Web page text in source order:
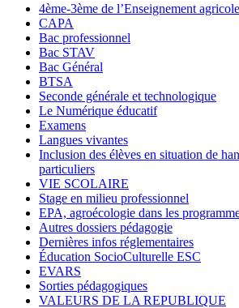
4ème-3ème de l’Enseignement agricole
CAPA
Bac professionnel
Bac STAV
Bac Général
BTSA
Seconde générale et technologique
Le Numérique éducatif
Examens
Langues vivantes
Inclusion des élèves en situation de
particuliers
VIE SCOLAIRE
Stage en milieu professionnel
EPA, agroécologie dans les
Autres dossiers pédagogie
Dernières infos réglementaires
Éducation SocioCulturelle ESC
EVARS
Sorties pédagogiques
VALEURS DE LA REPUBLIQUE